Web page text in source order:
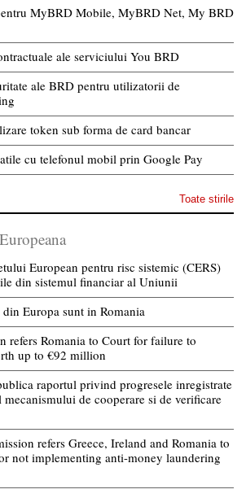
MyBRD Mobile, MyBRD Net, My BRD
ale serviciului You BRD
ale BRD pentru utilizatorii de
token sub forma de card bancar
cu telefonul mobil prin Google Pay
Toate stirile
European pentru risc sistemic (CERS)
din sistemul financiar al Uniunii
Europa sunt in Romania
refers Romania to Court for failure to
up to €92 million
raportul privind progresele inregistrate
de cooperare si de verificare
refers Greece, Ireland and Romania to
not implementing anti-money laundering